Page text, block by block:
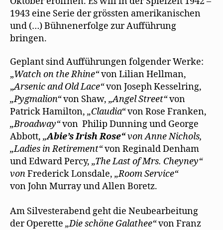
1943 eine Serie der grössten amerikanischen
und (…) Bühnenerfolge zur Aufführung
bringen.
Geplant sind Aufführungen folgender Werke:
„Watch on the Rhine“von Lilian Hellman,
„Arsenic and Old Lace“von Joseph Kesselring,
„Pygmalion“von Shaw, „Angel Street“von
Patrick Hamilton, „Claudia“von Rose Franken,
„Broadway“von Philip Dunning und George
Abbott, „Abie’s Irish Rose“von Anne Nichols,
„Ladies in Retirement“von Reginald Denham
undEdward Percy, „The Last of Mrs. Cheyney“
vonFrederick Lonsdale, „Room Service“
vonJohn Murray und Allen Boretz.
Am Silvesterabend geht die Neubearbeitung
der Operette „Die schöne Galathee“von Franz